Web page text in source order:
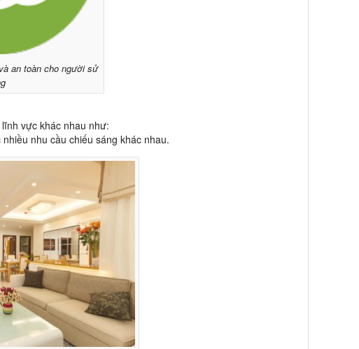
an toàn cho người sử
vực khác nhau như:
nhu cầu chiếu sáng khác nhau.